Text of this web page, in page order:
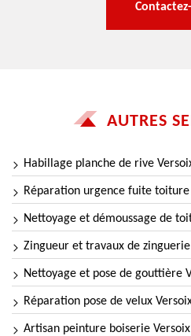
AUTRES
Habillage planche de rive
Réparation urgence fuite toiture
Nettoyage et démoussage de
Zingueur et travaux de
Nettoyage et pose de gouttière
Réparation pose de velux
Artisan peinture boiserie